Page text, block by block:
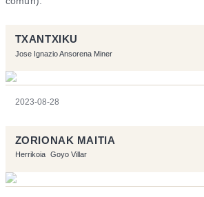
TXANTXIKU
Jose Ignazio Ansorena Miner
2023-08-28
ZORIONAK MAITIA
Herrikoia Goyo Villar